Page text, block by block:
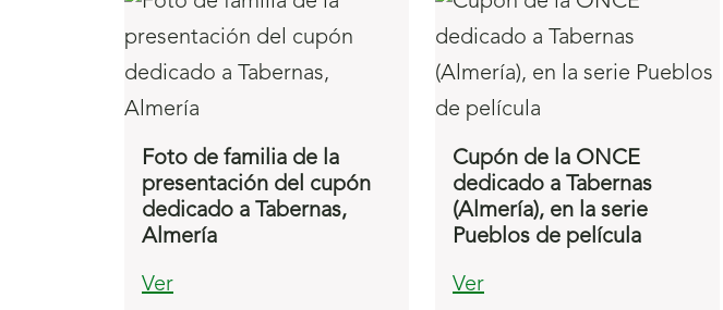
Foto de familia de la
presentación del cupón
dedicado a Tabernas,
Almería
Ver
Cupón de la ONCE
dedicado a Tabernas
(Almería), en la serie
Pueblos de película
Ver